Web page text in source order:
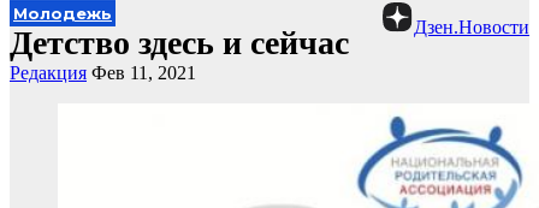
Дзен.Новости
Молодежь
Детство здесь и сейчас
Редакция Фев 11, 2021